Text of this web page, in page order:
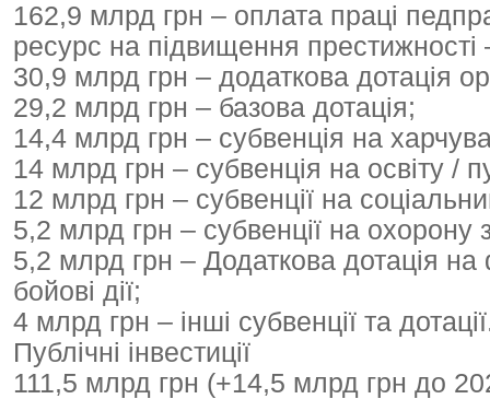
162,9 млрд грн – оплата праці
ресурс на підвищення
30,9 млрд грн – додаткова дотація
29,2 млрд грн – базова дотація;
14,4 млрд грн – субвенція на
14 млрд грн – субвенція на освіту /
12 млрд грн – субвенції на
5,2 млрд грн – субвенції на охорону
5,2 млрд грн – Додаткова дотація на
бойові дії;
4 млрд грн – інші субвенції та
Публічні інвестиції
111,5 млрд грн (+14,5 млрд грн до